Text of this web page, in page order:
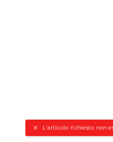
L'articolo richiesto non